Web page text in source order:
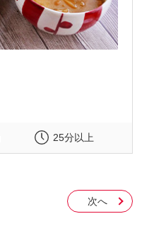
25分以上
次へ